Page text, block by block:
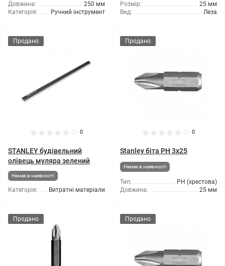
Довжина:
250 мм
Категорія:
Ручний інструмент
Розмір:
25 мм
Вид:
Леза
Продано
0
STANLEY будівельний
олівець муляра зелений
Немає в наявності
Категорія: Витратні матеріали
Продано
0
Stanley біта PH 3x25
Немає в наявності
Тип:
РН (хрестова)
Довжина:
25 мм
Продано Продано